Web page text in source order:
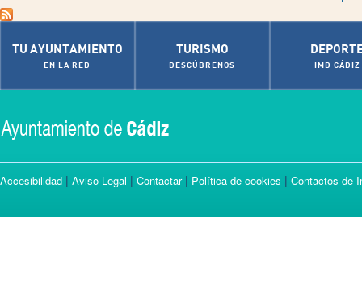
TU AYUNTAMIENTO
EN LA RED
TURISMO
DESCÚBRENOS IMD CÁDIZ
Accesibilidad | Aviso Legal | Contactar| Política de cookies | Contactos de